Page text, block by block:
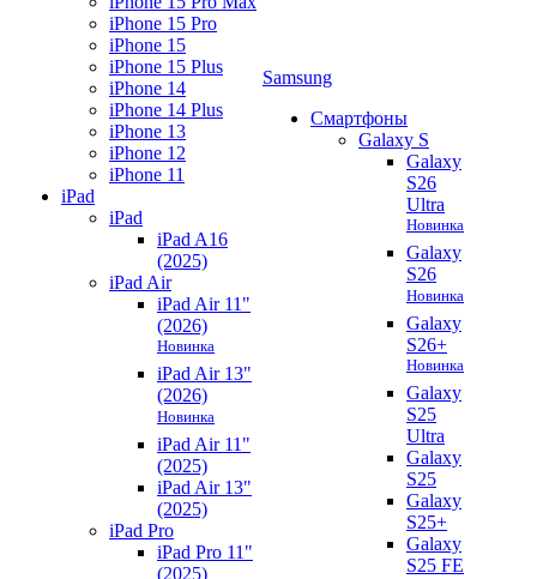
iPhone 15 Pro
iPhone 15
iPhone 15 Plus
iPhone 14
iPhone 14 Plus
iPhone 13
iPhone 12
iPhone 11
iPad
iPad
iPad A16
(2025)
iPad Air
iPad Air 11"
(2026)
Новинка
iPad Air 13"
(2026)
Новинка
iPad Air 11"
(2025)
iPad Air 13"
(2025)
iPad Pro
iPad Pro 11"
(2025)
Samsung
Смартфоны
Galaxy S
Galaxy
S26
Ultra
Новинка
Galaxy
S26
Новинка
Galaxy
S26+
Новинка
Galaxy
S25
Ultra
Galaxy
S25
Galaxy
S25+
Galaxy
S25 FE